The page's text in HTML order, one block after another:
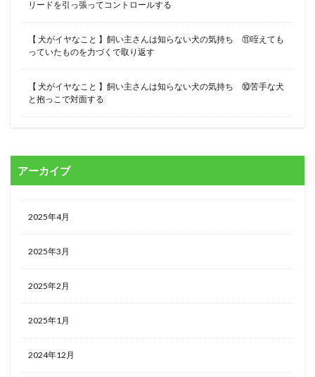
リードを引っ張ってコントロールする
【 犬がイヤなこと 】飼い主さんは知らない犬の気持ち ⑪咥えても
っていたものを力づくで取り返す
【 犬がイヤなこと 】飼い主さんは知らない犬の気持ち ⑩苦手な犬
と抱っこで対面する
アーカイブ
2025年4月
2025年3月
2025年2月
2025年1月
2024年12月